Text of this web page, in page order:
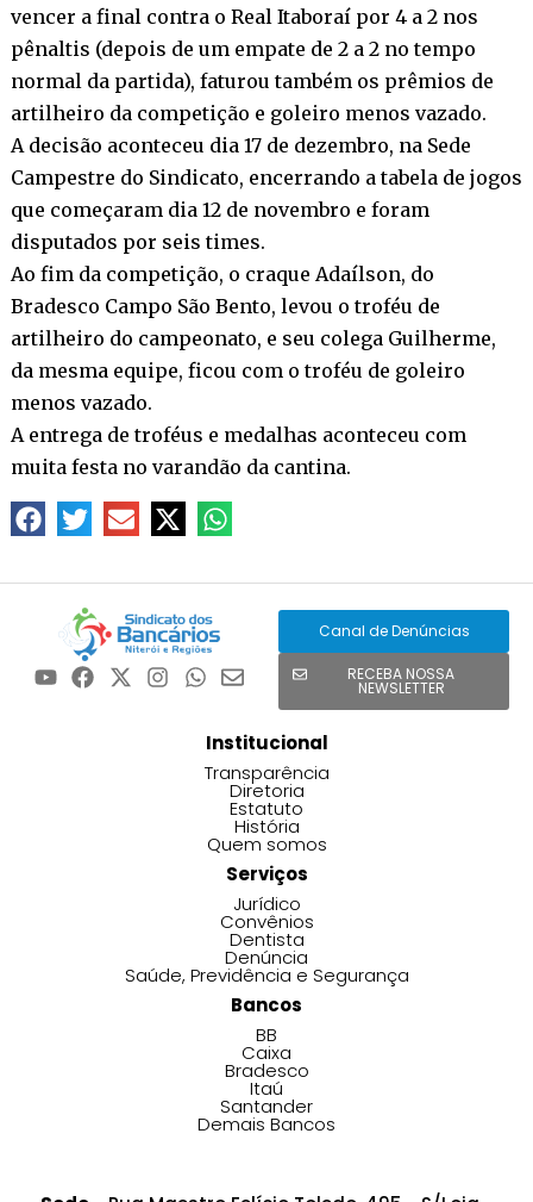
vencer a final contra o Real Itaboraí por 4 a 2 nos
pênaltis (depois de um empate de 2 a 2 no tempo
normal da partida), faturou também os prêmios de
artilheiro da competição e goleiro menos vazado.
A decisão aconteceu dia 17 de dezembro, na Sede
Campestre do Sindicato, encerrando a tabela de jogos
que começaram dia 12 de novembro e foram
disputados por seis times.
Ao fim da competição, o craque Adaílson, do
Bradesco Campo São Bento, levou o troféu de
artilheiro do campeonato, e seu colega Guilherme,
da mesma equipe, ficou com o troféu de goleiro
menos vazado.
A entrega de troféus e medalhas aconteceu com
muita festa no varandão da cantina.
Canal de Denúncias
RECEBA NOSSA
NEWSLETTER
Institucional
Transparência
Diretoria
Estatuto
História
Quem somos
Serviços
Jurídico
Convênios
Dentista
Denúncia
Saúde, Previdência e Segurança
Bancos
BB
Caixa
Bradesco
Itaú
Santander
Demais Bancos